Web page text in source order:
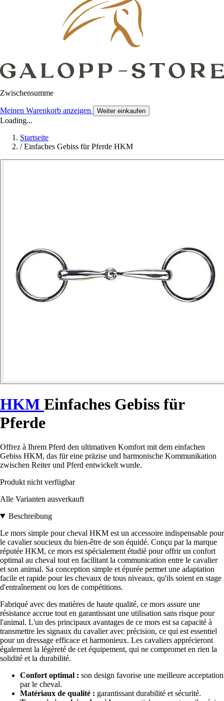
Zwischensumme
Meinen Warenkorb anzeigen Weiter einkaufen
Loading...
Startseite
/ Einfaches Gebiss für Pferde HKM
HKM Einfaches Gebiss für
Pferde
Offrez à Ihrem Pferd den ultimativen Komfort mit dem einfachen
Gebiss HKM, das für eine präzise und harmonische Kommunikation
zwischen Reiter und Pferd entwickelt wurde.
Produkt nicht verfügbar
Alle Varianten ausverkauft
Beschreibung
Le mors simple pour cheval HKM est un accessoire indispensable pour
le cavalier soucieux du bien-être de son équidé. Conçu par la marque
réputée HKM, ce mors est spécialement étudié pour offrir un confort
optimal au cheval tout en facilitant la communication entre le cavalier
et son animal. Sa conception simple et épurée permet une adaptation
facile et rapide pour les chevaux de tous niveaux, qu'ils soient en stage
d'entraînement ou lors de compétitions.
Fabriqué avec des matières de haute qualité, ce mors assure une
résistance accrue tout en garantissant une utilisation sans risque pour
l'animal. L'un des principaux avantages de ce mors est sa capacité à
transmettre les signaux du cavalier avec précision, ce qui est essentiel
pour un dressage efficace et harmonieux. Les cavaliers apprécieront
également la légèreté de cet équipement, qui ne compromet en rien la
solidité et la durabilité.
Confort optimal : son design favorise une meilleure acceptation
par le cheval.
Matériaux de qualité : garantissant durabilité et sécurité.